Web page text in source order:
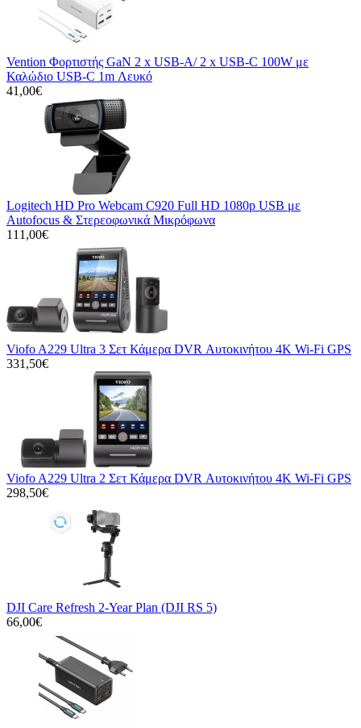
Vention Φορτιστής GaN 2 x USB-A/ 2 x USB-C 100W με
Καλώδιο USB-C 1m Λευκό
41,00€
Logitech HD Pro Webcam C920 Full HD 1080p USB με
Autofocus & Στερεοφωνικά Μικρόφωνα
111,00€
Viofo A229 Ultra 3 Σετ Κάμερα DVR Αυτοκινήτου 4K Wi-Fi GPS
331,50€
Viofo A229 Ultra 2 Σετ Κάμερα DVR Αυτοκινήτου 4K Wi-Fi GPS
298,50€
DJI Care Refresh 2-Year Plan (DJI RS 5)
66,00€